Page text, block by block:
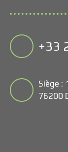
+33
Siège :
76200